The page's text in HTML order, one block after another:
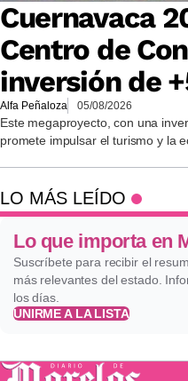
Cuernavaca
Centro de
inversión de
Alfa Peñaloza 05/08/2026
Este megaproyecto, con una
promete impulsar el turismo y la
LO MÁS LEÍDO
Lo que importa en
Suscríbete para recibir el
más relevantes del estado.
los días.
UNIRME A LA LISTA